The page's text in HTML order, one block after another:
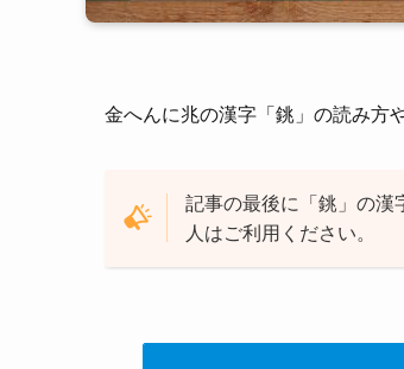
金へんに兆の漢字「銚」の読み方
記事の最後に「銚」の漢
人はご利用ください。